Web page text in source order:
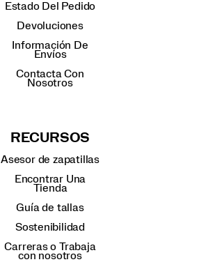
Estado Del Pedido
Devoluciones
Información De
Envíos
Contacta Con
Nosotros
RECURSOS
Asesor de zapatillas
Encontrar Una
Tienda
Guía de tallas
Sostenibilidad
Carreras o Trabaja
con nosotros